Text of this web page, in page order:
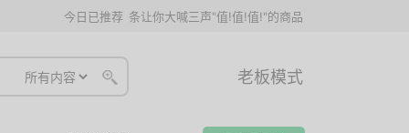
今日已推荐 条让你大喊三声"值!值!值!"的商品
老板模式